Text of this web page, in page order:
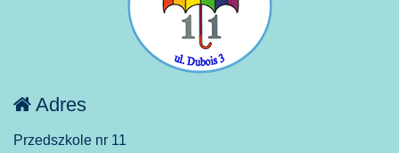
Adres
Przedszkole nr 11